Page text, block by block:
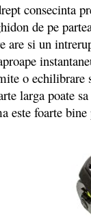
consecinta
de pe
are si un
o
larga poate
foarte